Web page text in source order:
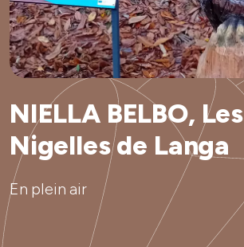
NIELLA BELBO, Les
Nigelles de Langa
En plein air